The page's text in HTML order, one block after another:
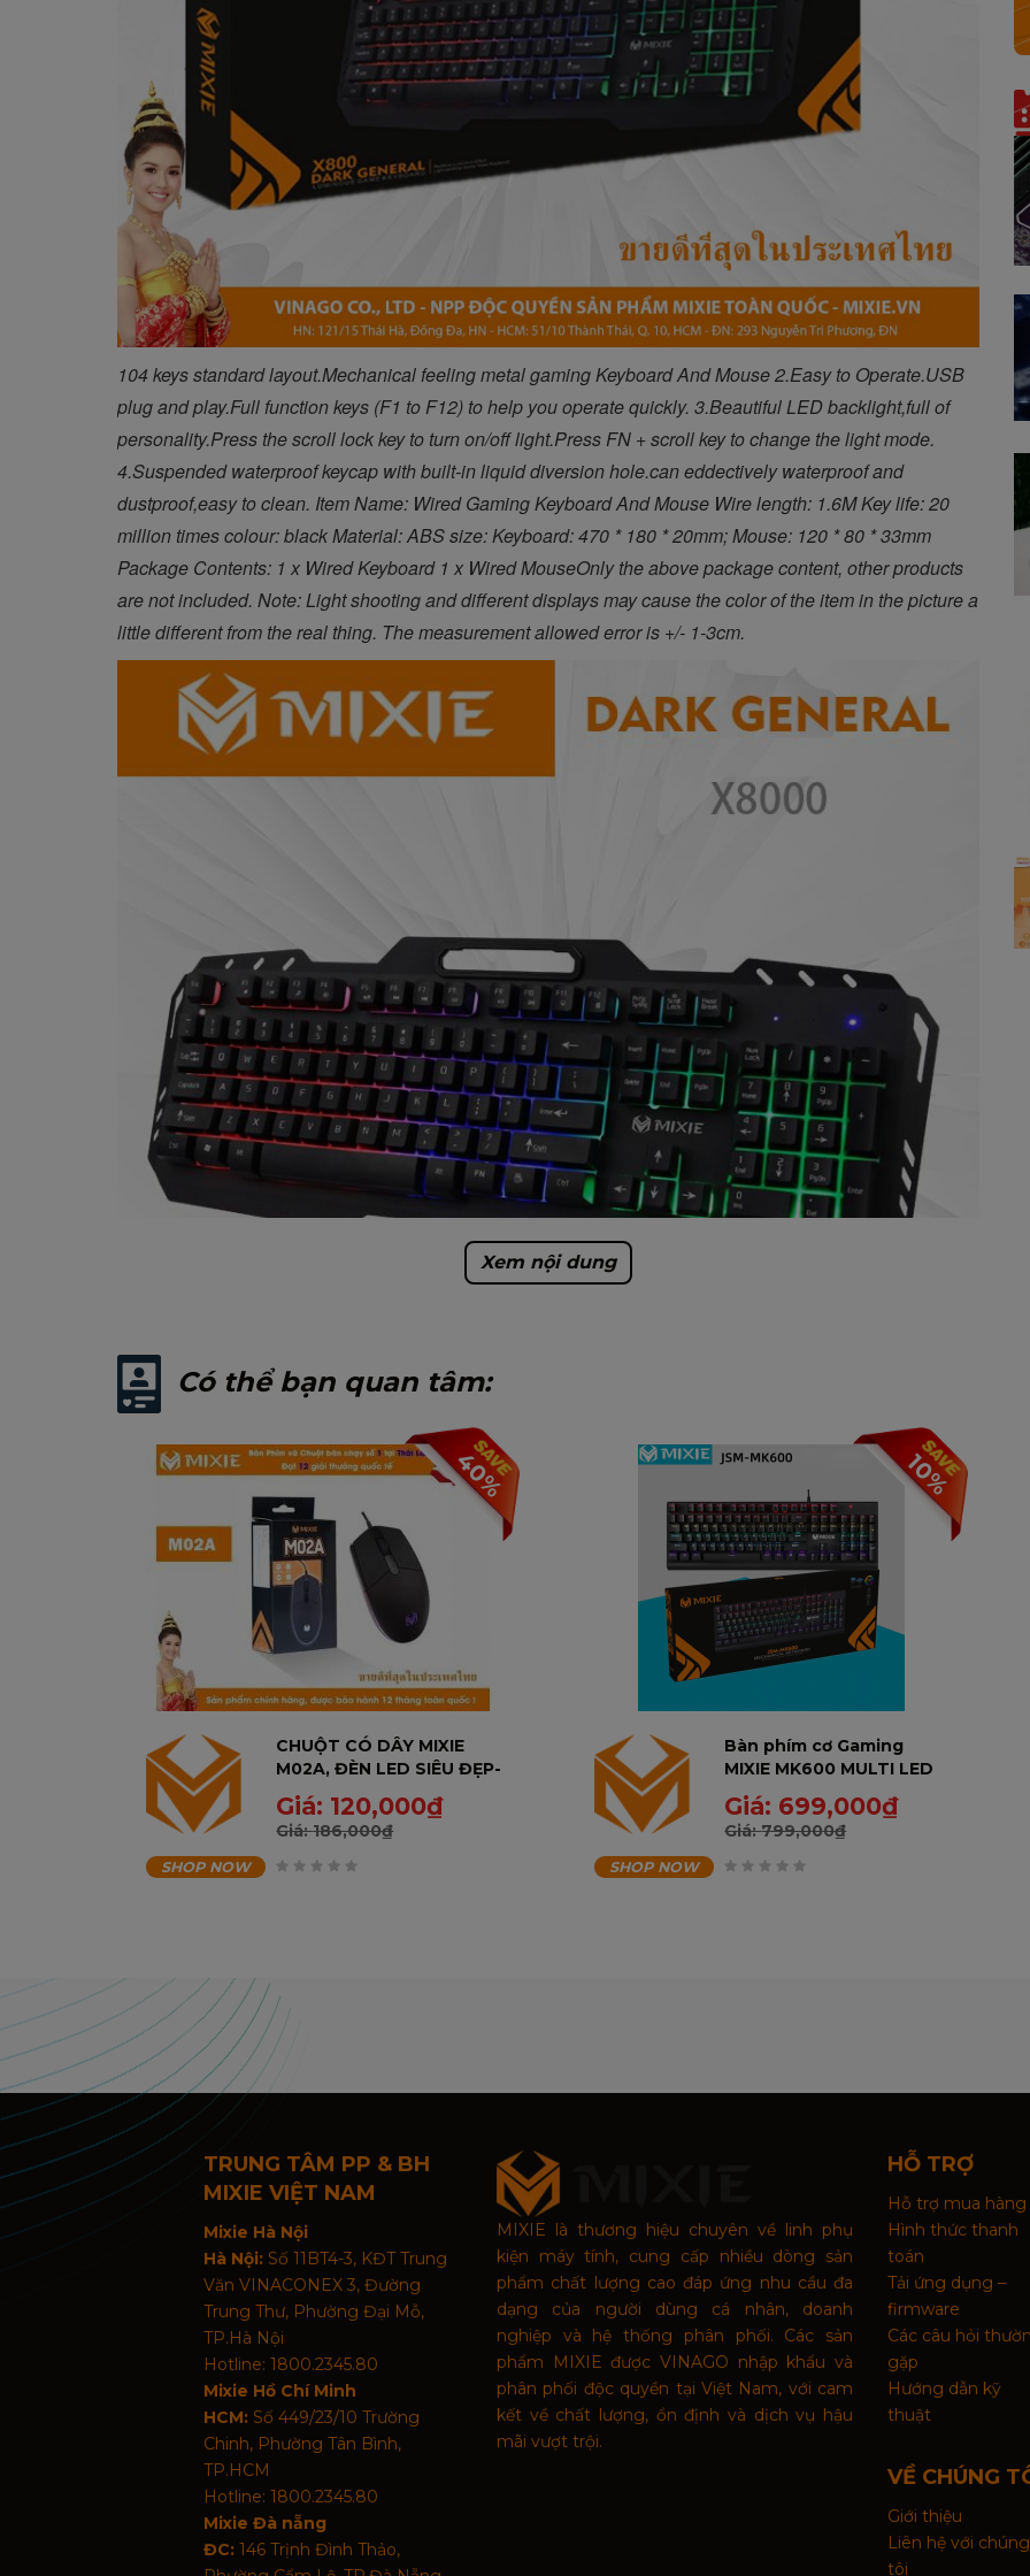
104 keys standard layout.Mechanical feeling metal gaming Keyboard And Mouse 2.Easy to Operate.USB
plug and play.Full function keys (F1 to F12) to help you operate quickly. 3.Beautiful LED backlight,full of
personality.Press the scroll lock key to turn on/off light.Press FN + scroll key to change the light mode.
4.Suspended waterproof keycap with built-in liquid diversion hole.can eddectively waterproof and
dustproof,easy to clean. Item Name: Wired Gaming Keyboard And Mouse Wire length: 1.6M Key life: 20
million times colour: black Material: ABS size: Keyboard: 470 * 180 * 20mm; Mouse: 120 * 80 * 33mm
Package Contents: 1 x Wired Keyboard 1 x Wired MouseOnly the above package content, other products
are not included. Note: Light shooting and different displays may cause the color of the item in the picture a
little different from the real thing. The measurement allowed error is +/- 1-3cm.
➟ MIXIE là thương hiệu Bàn Phím, Chuột Máy Tính Chuyên Dụng Bán Chạy Số 01 Tại Thái
Lan 🇹🇭Với 12 Giải Thưởng Chất Lượng Quốc Tế🇹🇭
➟ MIXIE bền bỉ với thương hiệu gần 20 năm trên thị trường máy tính.
MIXIE thuộc công ty MISHEN Electronic thành lập từ 2002, đây là công ty chuyên sản xuất
phụ kiện máy tính chuyên nghiệp, có trụ sở tại Thái Lan và Trung Quốc.
Xem nội dung
Có thể bạn quan tâm:
40%
CHUỘT CÓ DÂY MIXIE
M02A, ĐÈN LED SIÊU ĐẸP-
BẢO HÀNH 12 THÁNG
Giá: 120,000₫
Giá:186,000₫
SHOP NOW
10%
Bàn phím cơ Gaming
MIXIE MK600 MULTI LED
COLOR
Giá: 699,000₫
Giá:799,000₫
SHOP NOW
TRUNG TÂM PP & BH
MIXIE VIỆT NAM
Mixie Hà Nội
Hà Nội: Số 11BT4-3, KĐT Trung
Văn VINACONEX 3, Đường
Trung Thư, Phường Đại Mỗ,
TP.Hà Nội
Hotline: 1800.2345.80
Mixie Hồ Chí Minh
HCM: Số 449/23/10 Trường
Chinh, Phường Tân Bình,
TP.HCM
Hotline: 1800.2345.80
Mixie Đà nẵng
ĐC: 146 Trịnh Đình Thảo,
MIXIE là thương hiệu chuyên về linh phụ
kiện máy tính, cung cấp nhiều dòng sản
phẩm chất lượng cao đáp ứng nhu cầu đa
dạng của người dùng cá nhân, doanh
nghiệp và hệ thống phân phối. Các sản
phẩm MIXIE được VINAGO nhập khẩu và
phân phối độc quyền tại Việt Nam, với cam
kết về chất lượng, ổn định và dịch vụ hậu
mãi vượt trội.
HỖ TRỢ
Hỗ trợ mua hàng
Hình thức thanh
toán
Tải ứng dụng –
firmware
Các câu hỏi
gặp
Hướng dẫn kỹ
thuật
VỀ CHÚNG
Giới thiệu
Liên hệ với chúng
tôi